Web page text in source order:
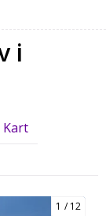
i
Kart
1 12